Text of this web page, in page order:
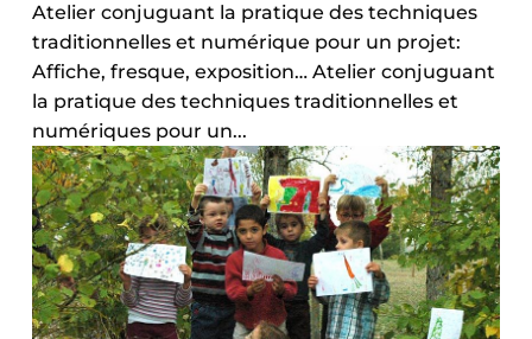
Atelier conjuguant la pratique des techniques
traditionnelles et numérique pour un projet:
Affiche, fresque, exposition… Atelier conjuguant
la pratique des techniques traditionnelles et
numériques pour un...